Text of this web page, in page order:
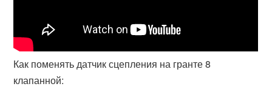
Как поменять датчик сцепления на гранте 8
клапанной: